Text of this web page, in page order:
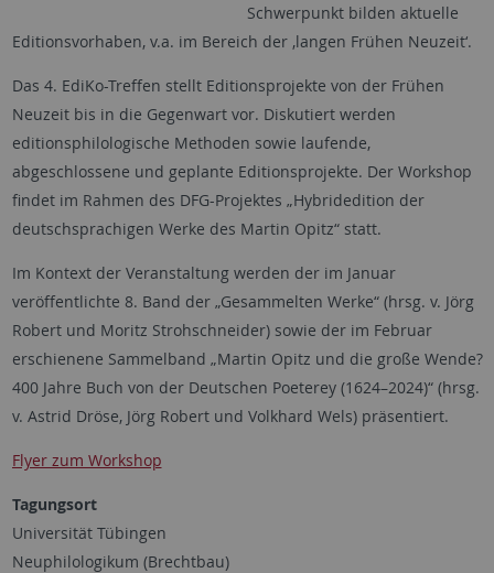
Schwerpunkt bilden aktuelle
Editionsvorhaben, v.a. im Bereich der ‚langen Frühen Neuzeit‘.
Das 4. EdiKo-Treffen stellt Editionsprojekte von der Frühen
Neuzeit bis in die Gegenwart vor. Diskutiert werden
editionsphilologische Methoden sowie laufende,
abgeschlossene und geplante Editionsprojekte. Der Workshop
findet im Rahmen des DFG-Projektes „Hybridedition der
deutschsprachigen Werke des Martin Opitz“ statt.
Im Kontext der Veranstaltung werden der im Januar
veröffentlichte 8. Band der „Gesammelten Werke“ (hrsg. v. Jörg
Robert und Moritz Strohschneider) sowie der im Februar
erschienene Sammelband „Martin Opitz und die große Wende?
400 Jahre Buch von der Deutschen Poeterey (1624–2024)“ (hrsg.
v. Astrid Dröse, Jörg Robert und Volkhard Wels) präsentiert.
Flyer zum Workshop
Tagungsort
Universität Tübingen
Neuphilologikum (Brechtbau)